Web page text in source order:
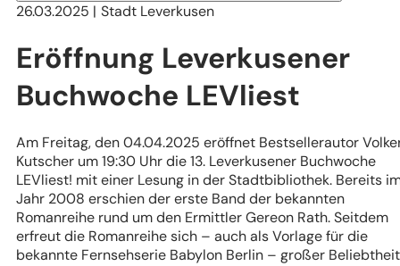
26.03.2025 Stadt Leverkusen
Eröffnung Leverkusener
Buchwoche LEVliest
Am Freitag, den 04.04.2025 eröffnet Bestsellerautor
Kutscher um 19:30 Uhr die 13. Leverkusener Buchwoche
LEVliest! mit einer Lesung in der Stadtbibliothek. Bereits
Jahr 2008 erschien der erste Band der bekannten
Romanreihe rund um den Ermittler Gereon Rath. Seitdem
erfreut die Romanreihe sich – auch als Vorlage für die
bekannte Fernsehserie Babylon Berlin – großer